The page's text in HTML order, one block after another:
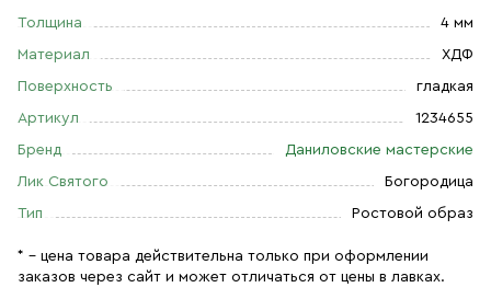
Толщина 4 мм
Материал ХДФ
Поверхность гладкая
Артикул 1234655
Бренд Даниловские мастерские
Лик Святого Богородица
Тип Ростовой образ
* – цена товара действительна только при оформлении
заказов через сайт и может отличаться от цены в лавках.